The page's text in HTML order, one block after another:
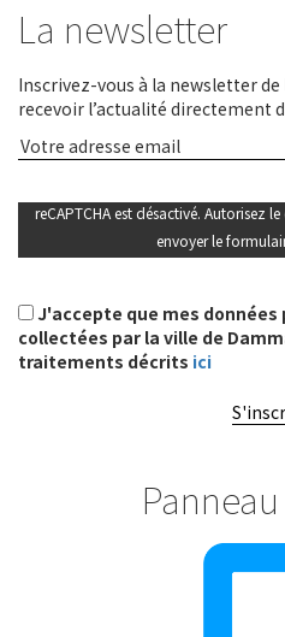
La newsletter
Inscrivez-vous à la newsletter
recevoir l’actualité directement
reCAPTCHA est désactivé. Autorisez
envoyer le
J'accepte que mes
collectées par la ville de
traitements décrits ici